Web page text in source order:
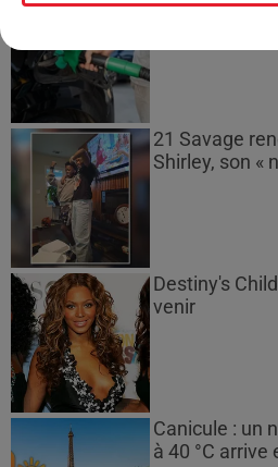
21 Savage
Shirley, son «
Destiny's
venir
Canicule : un
à 40 °C arrive